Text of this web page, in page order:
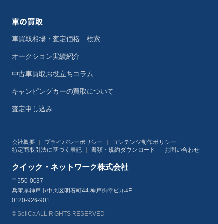
車の買取
車買取相場・査定価格 検索
オークション実績紹介
中古車買取お役立ちコラム
キャンピングカーの買取について
査定申し込み
会社概要 プライバシーポリシー コンテンツ制作ポリシー
特定商取引法に基づく表記
書類・規約ダウンロード お問い合わせ
クイック・ネットワーク株式会社
〒650-0037
兵庫県神戸市中央区明石町44 神戸御幸ビル4F
0120-926-901
© SellCa ALL RIGHTS RESERVED